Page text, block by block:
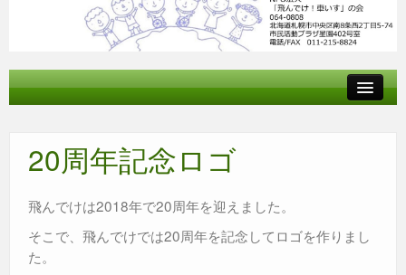
参加する
私たちの活動
20周年記念ロゴ
飛んでけは2018年で20周年を迎えました。
そこで、飛んでけでは20周年を記念してロゴを作りまし
た。